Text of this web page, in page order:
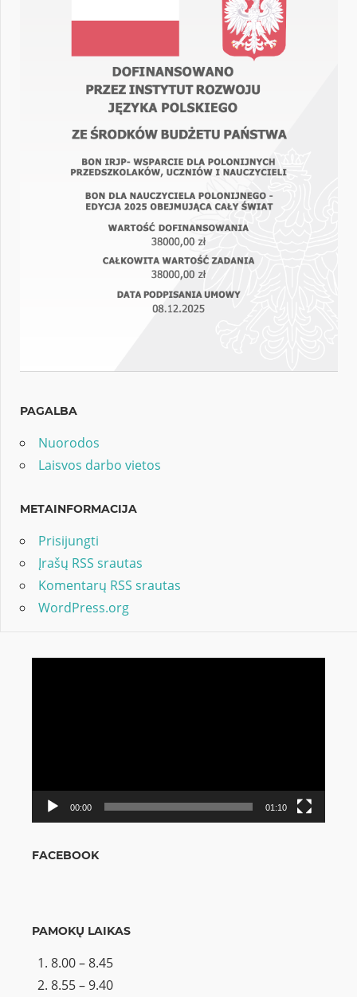
PAGALBA
Nuorodos
Laisvos darbo vietos
METAINFORMACIJA
Prisijungti
Įrašų RSS srautas
Komentarų RSS srautas
WordPress.org
00:00 01:10
FACEBOOK
PAMOKŲ LAIKAS
8.00 – 8.45
8.55 – 9.40